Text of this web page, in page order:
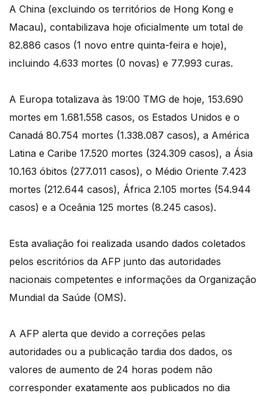
A China (excluindo os territórios de Hong Kong e
Macau), contabilizava hoje oficialmente um total de
82.886 casos (1 novo entre quinta-feira e hoje),
incluindo 4.633 mortes (0 novas) e 77.993 curas.
A Europa totalizava às 19:00 TMG de hoje, 153.690
mortes em 1.681.558 casos, os Estados Unidos e o
Canadá 80.754 mortes (1.338.087 casos), a América
Latina e Caribe 17.520 mortes (324.309 casos), a Ásia
10.163 óbitos (277.011 casos), o Médio Oriente 7.423
mortes (212.644 casos), África 2.105 mortes (54.944
casos) e a Oceânia 125 mortes (8.245 casos).
Esta avaliação foi realizada usando dados coletados
pelos escritórios da AFP junto das autoridades
nacionais competentes e informações da Organização
Mundial da Saúde (OMS).
A AFP alerta que devido a correções pelas
autoridades ou a publicação tardia dos dados, os
valores de aumento de 24 horas podem não
corresponder exatamente aos publicados no dia